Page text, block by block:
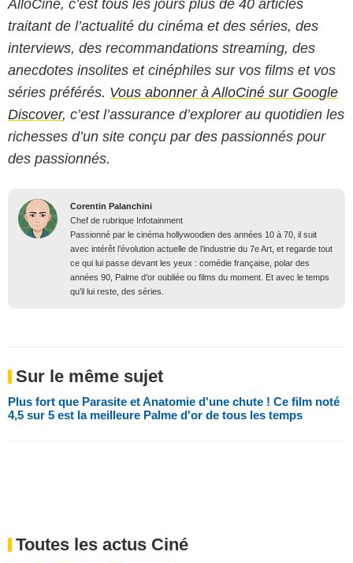
AlloCiné, c’est tous les jours plus de 40 articles
traitant de l’actualité du cinéma et des séries, des
interviews, des recommandations streaming, des
anecdotes insolites et cinéphiles sur vos films et vos
séries préférés. Vous abonner à AlloCiné sur Google
Discover, c’est l’assurance d’explorer au quotidien les
richesses d’un site conçu par des passionnés pour
des passionnés.
Corentin Palanchini
Chef de rubrique Infotainment
Passionné par le cinéma hollywoodien des années 10 à 70, il suit
avec intérêt l’évolution actuelle de l’industrie du 7e Art, et regarde tout
ce qui lui passe devant les yeux : comédie française, polar des
années 90, Palme d’or oubliée ou films du moment. Et avec le temps
qu’il lui reste, des séries.
Sur le même sujet
Plus fort que Parasite et Anatomie d'une chute ! Ce film noté
4,5 sur 5 est la meilleure Palme d'or de tous les temps
Toutes les actus Ciné